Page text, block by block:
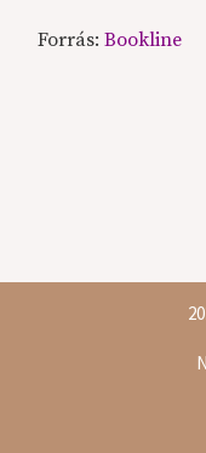
Forrás:Bookline